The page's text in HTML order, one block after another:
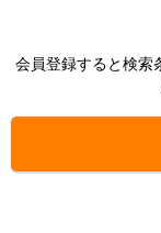
会員登録すると検索